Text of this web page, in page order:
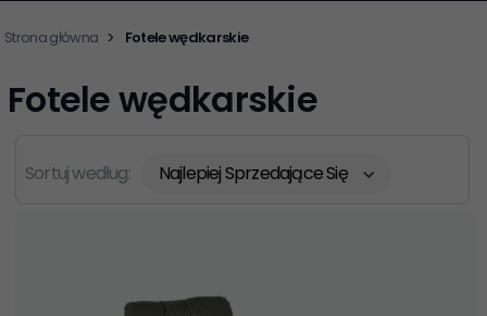
Strona główna Fotele wędkarskie
Fotele wędkarskie
Sortuj według:
sort Najlepiej Sprzedające Się